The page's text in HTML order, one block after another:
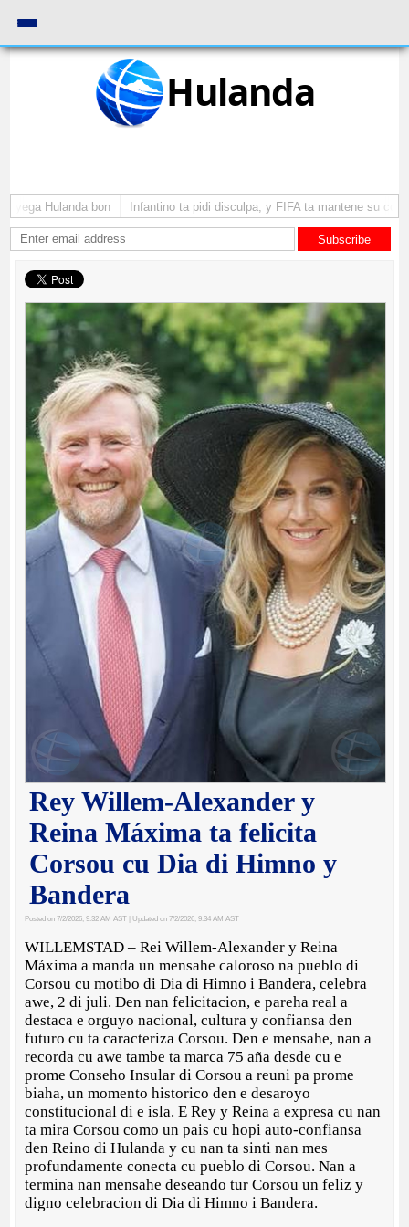
Hulanda
yega Hulanda bon Infantino ta pidi disculpa, y FIFA ta mantene su como
Subscribe
Rey Willem-Alexander y
Reina Máxima ta felicita
Corsou cu Dia di Himno y
Bandera
Posted on 7/2/2026, 9:32 AM AST | Updated on 7/2/2026, 9:34 AM AST
WILLEMSTAD – Rei Willem-Alexander y Reina
Máxima a manda un mensahe caloroso na pueblo di
Corsou cu motibo di Dia di Himno i Bandera, celebra
awe, 2 di juli. Den nan felicitacion, e pareha real a
destaca e orguyo nacional, cultura y confiansa den
futuro cu ta caracteriza Corsou. Den e mensahe, nan a
recorda cu awe tambe ta marca 75 aña desde cu e
prome Conseho Insular di Corsou a reuni pa prome
biaha, un momento historico den e desaroyo
constitucional di e isla. E Rey y Reina a expresa cu nan
ta mira Corsou como un pais cu hopi auto-confiansa
den Reino di Hulanda y cu nan ta sinti nan mes
profundamente conecta cu pueblo di Corsou. Nan a
termina nan mensahe deseando tur Corsou un feliz y
digno celebracion di Dia di Himno i Bandera.